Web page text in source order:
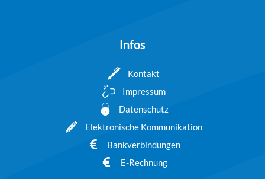
Infos
Kontakt
Impressum
Datenschutz
Elektronische Kommunikation
Bankverbindungen
E-Rechnung